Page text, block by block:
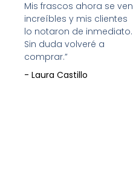
Mis frascos ahora se ven
increíbles y mis clientes
lo notaron de inmediato.
Sin duda volveré a
comprar.”
- Laura Castillo